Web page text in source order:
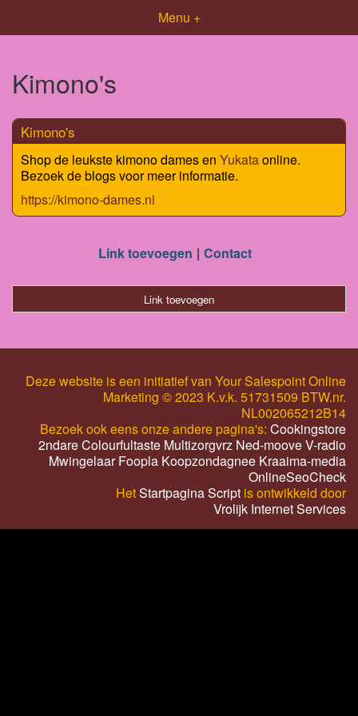
Menu +
Kimono's
Kimono's
Shop de leukste kimono dames en Yukataonline.
Bezoek de blogs voor meer informatie.
https://kimono-dames.nl
Link toevoegen Contact
Link toevoegen
Deze website is een initiatief van Your Salespoint Online
Marketing © 2023 K.v.k. 51731509 BTW.nr.
NL002065212B14
Bezoek ook eens onze andere pagina's: Cookingstore
2ndareColourfultaste Multizorgvrz Ned-mooveV-radio
Mwingelaar Foopla Koopzondagnee Kraaima-media
OnlineSeoCheck
HetStartpagina Script is ontwikkeld door
Vrolijk Internet Services